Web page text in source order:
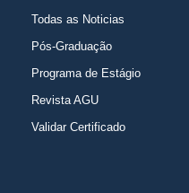
Todas as Noticias
Pós-Graduação
Programa de Estágio
Revista AGU
Validar Certificado